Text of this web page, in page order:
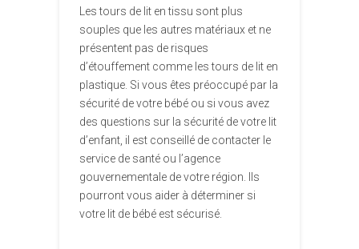
Les tours de lit en tissu sont plus
souples que les autres matériaux et ne
présentent pas de risques
d’étouffement comme les tours de lit en
plastique. Si vous êtes préoccupé par la
sécurité de votre bébé ou si vous avez
des questions sur la sécurité de votre lit
d’enfant, il est conseillé de contacter le
service de santé ou l’agence
gouvernementale de votre région. Ils
pourront vous aider à déterminer si
votre lit de bébé est sécurisé.